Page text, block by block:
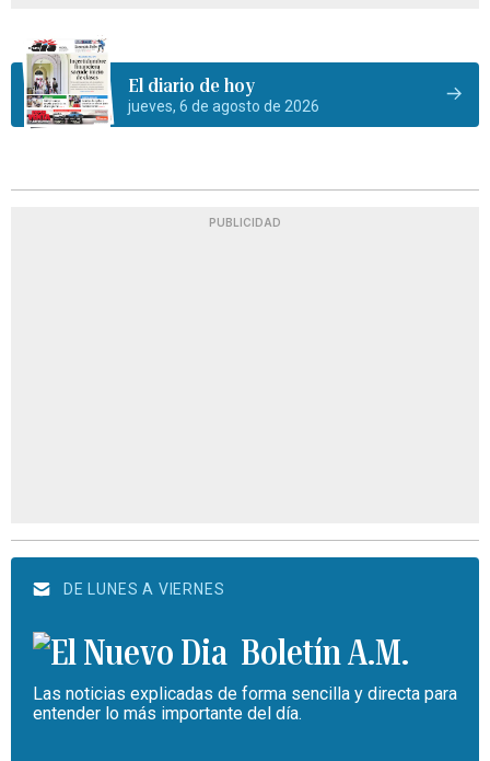
El diario de hoy
jueves, 6 de agosto de 2026
PUBLICIDAD
DE LUNES A VIERNES
Boletín A.M.
Las noticias explicadas de forma sencilla y directa para
entender lo más importante del día.